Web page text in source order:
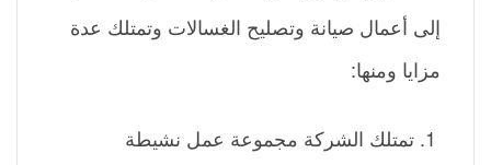
إلى أعمال صيانة وتصليح الغسالات وتمتلك عدة
مزايا ومنها:
تمتلك الشركة مجموعة عمل نشيطة